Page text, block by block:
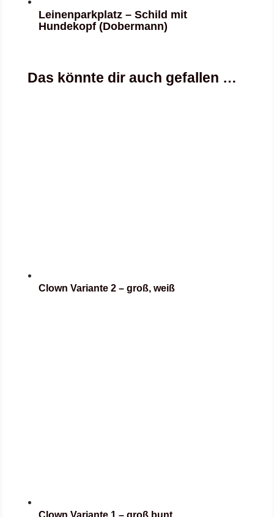
Leinenparkplatz – Schild mit
Hundekopf (Dobermann)
Das könnte dir auch gefallen …
Clown Variante 2 – groß, weiß
Clown Variante 1 – groß bunt